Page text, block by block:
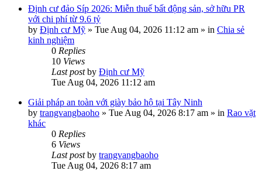
Định cư đảo Síp 2026: Miễn thuế bất động sản, sở hữu PR
với chi phí từ 9.6 tỷ
by Định cư Mỹ » Tue Aug 04, 2026 11:12 am » in Chia sẻ
kinh nghiệm
0 Replies
10 Views
Last postby Định cư Mỹ
Tue Aug 04, 2026 11:12 am
Giải pháp an toàn với giày bảo hộ tại Tây Ninh
by trangvangbaoho » Tue Aug 04, 2026 8:17 am » in Rao vặt
khác
0 Replies
6 Views
Last postby trangvangbaoho
Tue Aug 04, 2026 8:17 am